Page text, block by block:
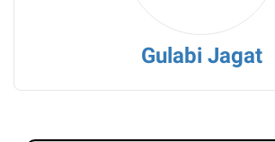
Gulabi Jagat